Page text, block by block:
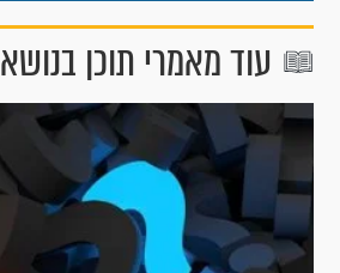
עוד מאמרי תוכן